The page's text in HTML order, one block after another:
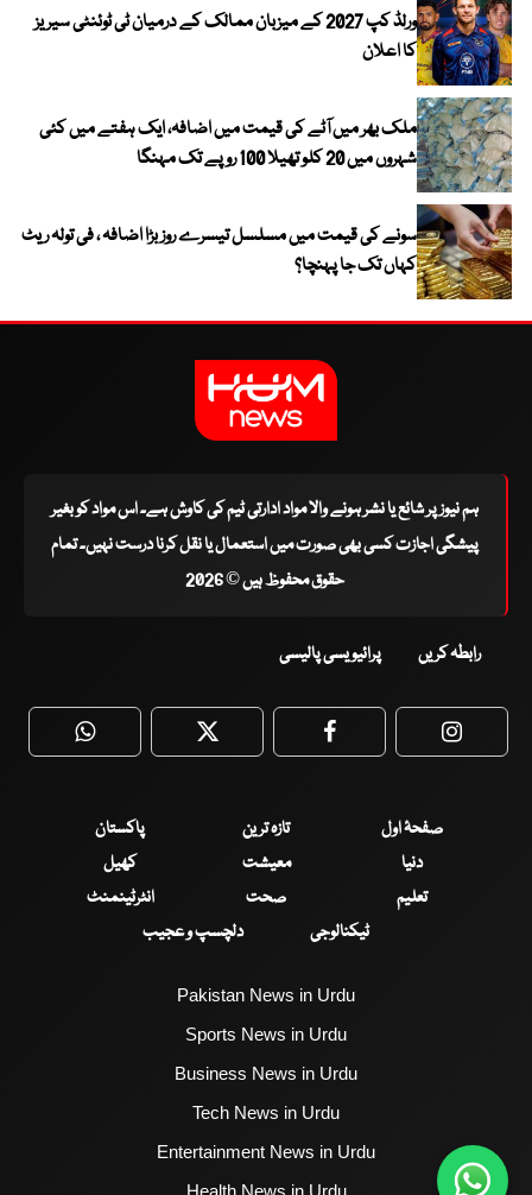
ورلڈ کپ 2027 کے میزبان ممالک کے درمیان ٹی ٹوئنٹی سیریز
کا اعلان
ملک بھر میں آٹے کی قیمت میں اضافہ، ایک ہفتے میں کئی
شہروں میں 20 کلو تھیلا 100 روپے تک مہنگا
سونے کی قیمت میں مسلسل تیسرے روز بڑا اضافہ ، فی تولہ ریٹ
کہاں تک جا پہنچا؟
ہم نیوز پر شائع یا نشر ہونے والا مواد ادارتی ٹیم کی کاوش ہے۔ اس مواد کو بغیر
پیشگی اجازت کسی بھی صورت میں استعمال یا نقل کرنا درست نہیں۔ تمام
حقوق محفوظ ہیں © 2026
رابطہ کریں پرائیویسی پالیسی
WhatsApp Twitter Facebook
صفحۂ اول تازہ ترین
پاکستان
دنیا
معیشت
کھیل
تعلیم
صحت
انٹرٹینمنٹ
ٹیکنالوجی
دلچسپ و عجیب
Pakistan News in Urdu
Sports News in Urdu
Business News in Urdu
Tech News in Urdu
Entertainment News in Urdu
Health News in Urdu